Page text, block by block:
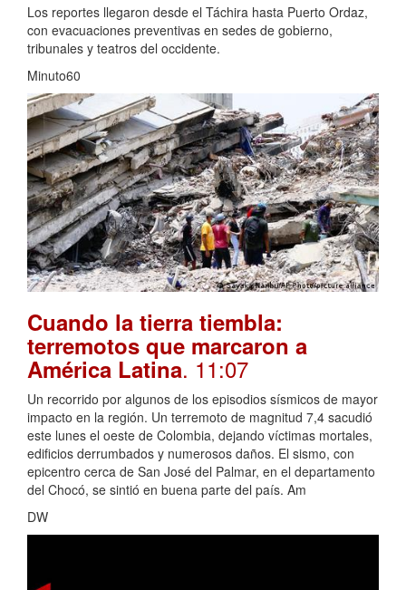
Los reportes llegaron desde el Táchira hasta Puerto Ordaz,
con evacuaciones preventivas en sedes de gobierno,
tribunales y teatros del occidente.
Minuto60
Cuando la tierra tiembla:
terremotos que marcaron a
América Latina. 11:07
Un recorrido por algunos de los episodios sísmicos de mayor
impacto en la región. Un terremoto de magnitud 7,4 sacudió
este lunes el oeste de Colombia, dejando víctimas mortales,
edificios derrumbados y numerosos daños. El sismo, con
epicentro cerca de San José del Palmar, en el departamento
del Chocó, se sintió en buena parte del país. Am
DW